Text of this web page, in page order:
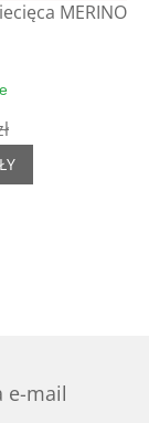
MERINO
e-mail